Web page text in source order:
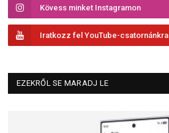
Kövess minket Instagramon
Iratkozz fel YouTube-csatornánkra
EZEKRŐL SE MARADJ LE